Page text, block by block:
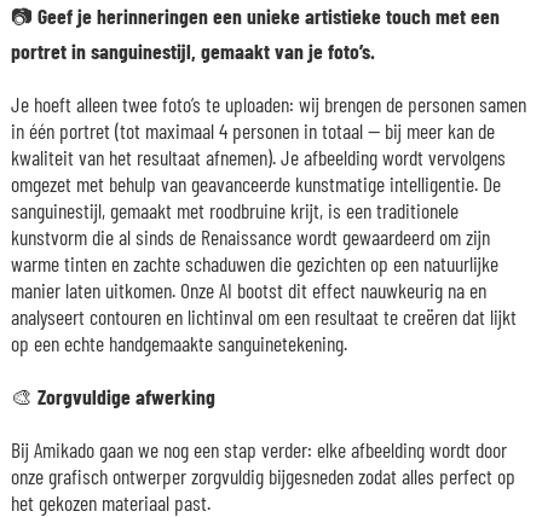
📷 Geef je herinneringen een unieke artistieke touch met een
portret in sanguinestijl, gemaakt van je foto’s.
Je hoeft alleen twee foto’s te uploaden: wij brengen de personen samen
in één portret (tot maximaal 4 personen in totaal — bij meer kan de
kwaliteit van het resultaat afnemen). Je afbeelding wordt vervolgens
omgezet met behulp van geavanceerde kunstmatige intelligentie. De
sanguinestijl, gemaakt met roodbruine krijt, is een traditionele
kunstvorm die al sinds de Renaissance wordt gewaardeerd om zijn
warme tinten en zachte schaduwen die gezichten op een natuurlijke
manier laten uitkomen. Onze AI bootst dit effect nauwkeurig na en
analyseert contouren en lichtinval om een resultaat te creëren dat lijkt
op een echte handgemaakte sanguinetekening.
🎨 Zorgvuldige afwerking
Bij Amikado gaan we nog een stap verder: elke afbeelding wordt door
onze grafisch ontwerper zorgvuldig bijgesneden zodat alles perfect op
het gekozen materiaal past.